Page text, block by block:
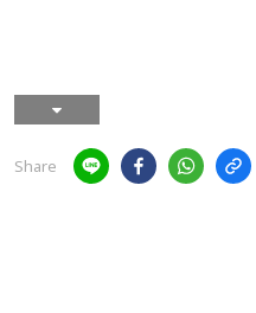
Share